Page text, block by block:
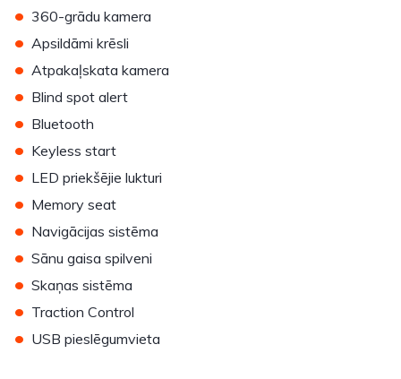
• 360-grādu kamera
• Apsildāmi krēsli
• Atpakaļskata kamera
• Blind spot alert
• Bluetooth
• Keyless start
• LED priekšējie lukturi
• Memory seat
• Navigācijas sistēma
• Sānu gaisa spilveni
• Skaņas sistēma
• Traction Control
• USB pieslēgumvieta